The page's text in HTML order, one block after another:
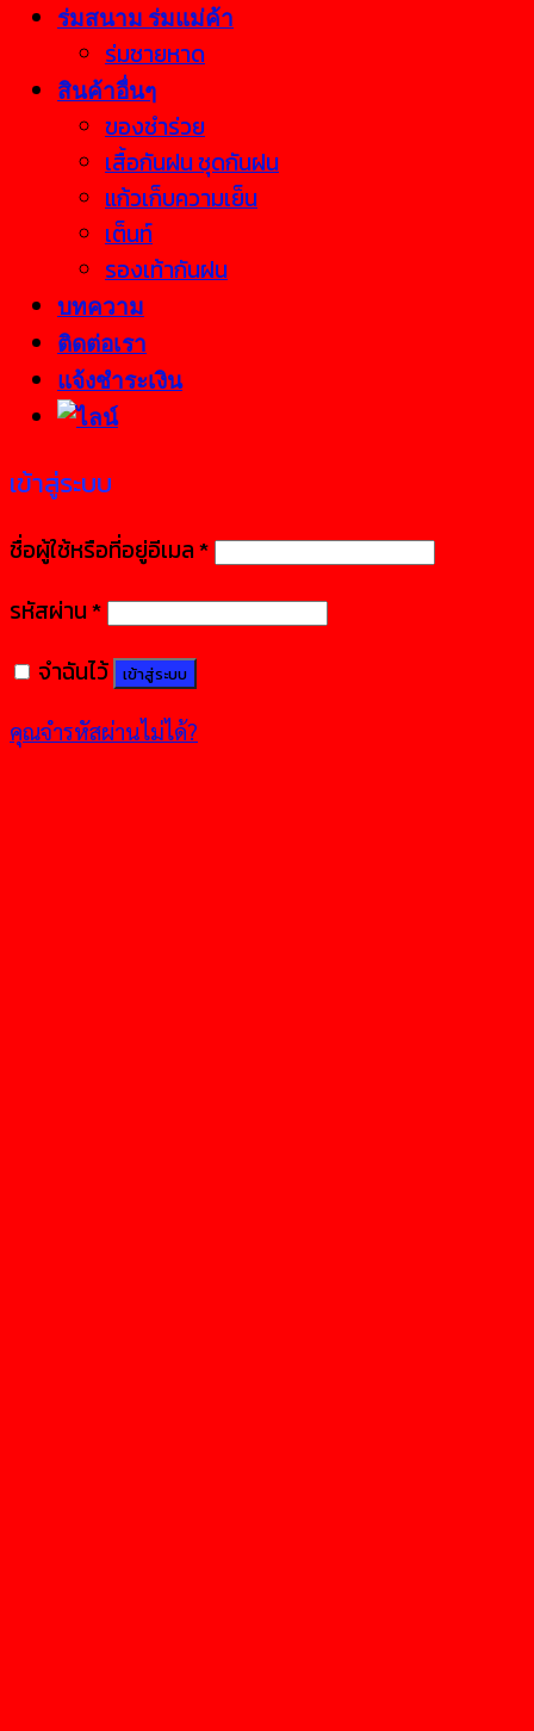
ร่มสนาม ร่มแม่ค้า
ร่มชายหาด
สินค้าอื่นๆ
ของชำร่วย
เสื้อกันฝน ชุดกันฝน
แก้วเก็บความเย็น
เต็นท์
รองเท้ากันฝน
บทความ
ติดต่อเรา
แจ้งชำระเงิน
เข้าสู่ระบบ
ชื่อผู้ใช้หรือที่อยู่อีเมล*
รหัสผ่าน*
จำฉันไว้ เข้าสู่ระบบ
คุณจำรหัสผ่านไม่ได้?